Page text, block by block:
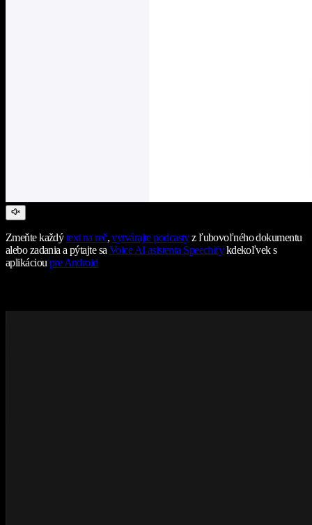
Zmeňte každýtext na reč,vytvárajte podcastyz ľubovoľného dokumentu
alebo zadania a pýtajte saVoice AI asistenta Speechifykdekoľvek s
aplikácioupre Android